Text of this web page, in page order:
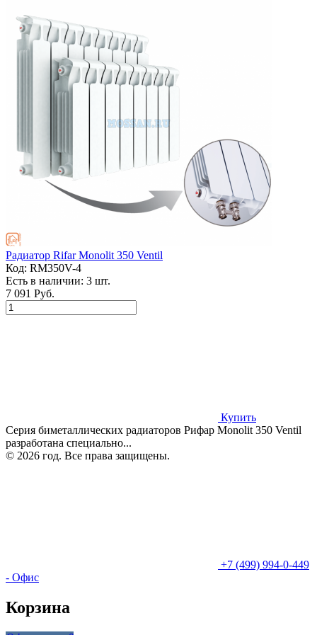
Радиатор Rifar Monolit 350 Ventil
Код: RM350V-4
Есть в наличии: 3 шт.
7 091 Руб.
Купить
Серия биметаллических радиаторов Рифар Monolit 350 Ventil
разработана специально...
© 2026 год. Все права защищены.
+7 (499) 994-0-449
- Офис
Корзина